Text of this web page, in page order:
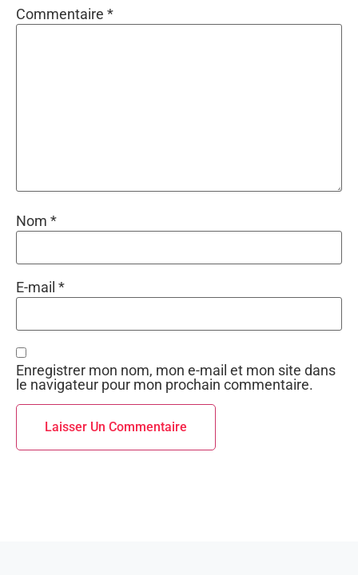
Commentaire *
Nom *
E-mail *
Enregistrer mon nom, mon e-mail et mon site dans
le navigateur pour mon prochain commentaire.